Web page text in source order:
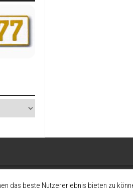
zum Erhalt und Förderung
das beste Nutzererlebnis bieten zu